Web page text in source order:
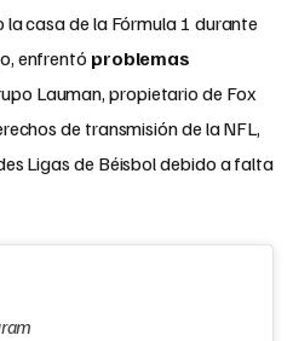
casa de la Fórmula 1 durante
enfrentó problemas
Lauman, propietario de Fox
de transmisión de la NFL,
Ligas de Béisbol debido a falta